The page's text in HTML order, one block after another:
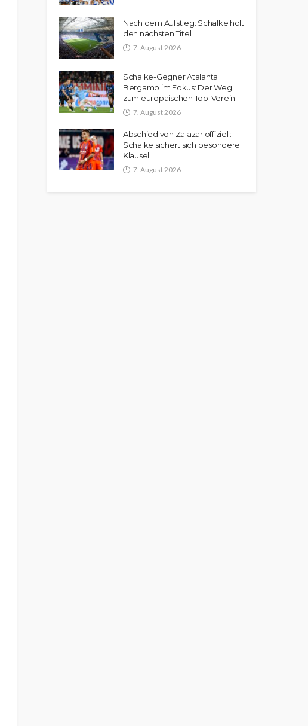
Nach dem Aufstieg: Schalke holt
den nächsten Titel
7. August 2026
Schalke-Gegner Atalanta
Bergamo im Fokus: Der Weg
zum europäischen Top-Verein
7. August 2026
Abschied von Zalazar offiziell:
Schalke sichert sich besondere
Klausel
7. August 2026